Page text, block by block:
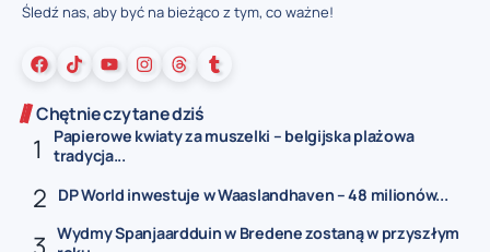
Śledź nas, aby być na bieżąco z tym, co ważne!
Chętnie czytane dziś
Papierowe kwiaty za muszelki – belgijska plażowa
tradycja...
DP World inwestuje w Waaslandhaven – 48 milionów...
Wydmy Spanjaardduin w Bredene zostaną w przyszłym